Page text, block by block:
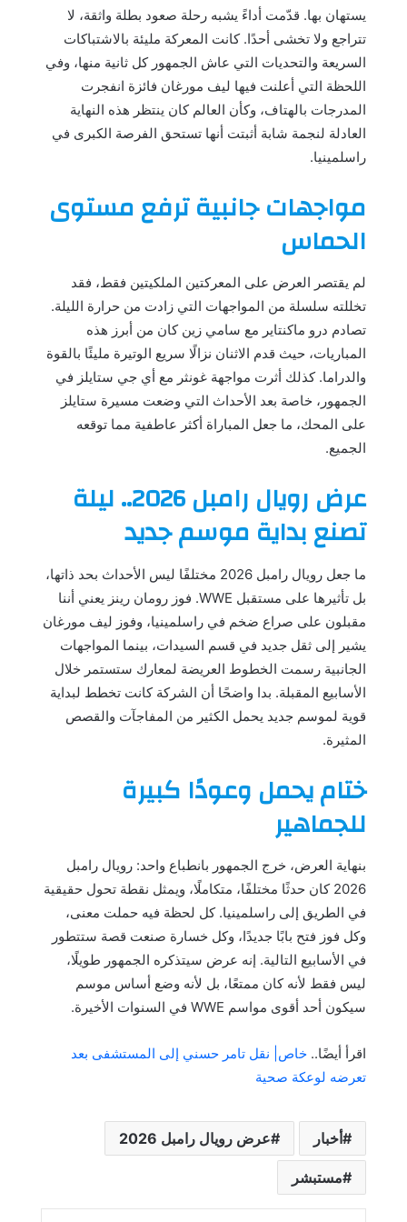
يستهان بها. قدّمت أداءً يشبه رحلة صعود بطلة واثقة، لا
تتراجع ولا تخشى أحدًا. كانت المعركة مليئة بالاشتباكات
السريعة والتحديات التي عاش الجمهور كل ثانية منها، وفي
اللحظة التي أعلنت فيها ليف مورغان فائزة انفجرت
المدرجات بالهتاف، وكأن العالم كان ينتظر هذه النهاية
العادلة لنجمة شابة أثبتت أنها تستحق الفرصة الكبرى في
راسلمينيا.
مواجهات جانبية ترفع مستوى
الحماس
لم يقتصر العرض على المعركتين الملكيتين فقط، فقد
تخللته سلسلة من المواجهات التي زادت من حرارة الليلة.
تصادم درو ماكنتاير مع سامي زين كان من أبرز هذه
المباريات، حيث قدم الاثنان نزالًا سريع الوتيرة مليئًا بالقوة
والدراما. كذلك أثرت مواجهة غونثر مع أي جي ستايلز في
الجمهور، خاصة بعد الأحداث التي وضعت مسيرة ستايلز
على المحك، ما جعل المباراة أكثر عاطفية مما توقعه
الجميع.
عرض رويال رامبل 2026.. ليلة
تصنع بداية موسم جديد
ما جعل رويال رامبل 2026 مختلفًا ليس الأحداث بحد ذاتها،
بل تأثيرها على مستقبل WWE. فوز رومان رينز يعني أننا
مقبلون على صراع ضخم في راسلمينيا، وفوز ليف مورغان
يشير إلى ثقل جديد في قسم السيدات، بينما المواجهات
الجانبية رسمت الخطوط العريضة لمعارك ستستمر خلال
الأسابيع المقبلة. بدا واضحًا أن الشركة كانت تخطط لبداية
قوية لموسم جديد يحمل الكثير من المفاجآت والقصص
المثيرة.
ختام يحمل وعودًا كبيرة
للجماهير
بنهاية العرض، خرج الجمهور بانطباع واحد: رويال رامبل
2026 كان حدثًا مختلفًا، متكاملًا، ويمثل نقطة تحول حقيقية
في الطريق إلى راسلمينيا. كل لحظة فيه حملت معنى،
وكل فوز فتح بابًا جديدًا، وكل خسارة صنعت قصة ستتطور
في الأسابيع التالية. إنه عرض سيتذكره الجمهور طويلًا،
ليس فقط لأنه كان ممتعًا، بل لأنه وضع أساس موسم
سيكون أحد أقوى مواسم WWE في السنوات الأخيرة.
اقرأ أيضًا.. خاص| نقل تامر حسني إلى المستشفى بعد
تعرضه لوعكة صحية
أخبار عرض رويال رامبل 2026
مستبشر